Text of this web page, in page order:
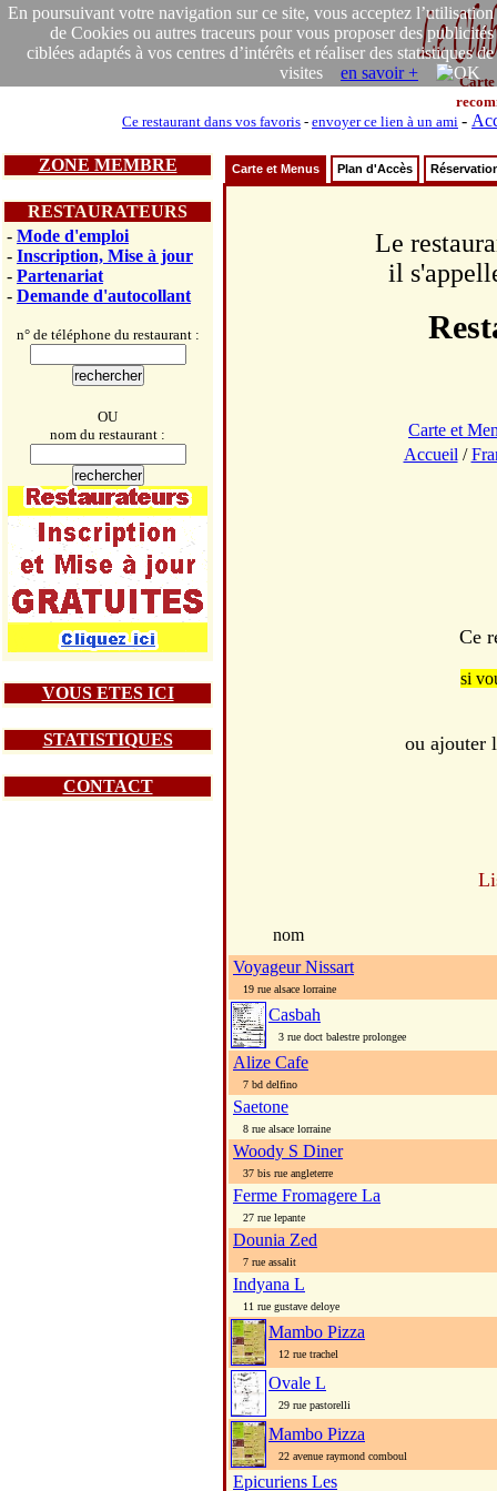
En poursuivant votre navigation sur ce site, vous acceptez l’utilisation
de Cookies ou autres traceurs pour vous proposer des publicités
ciblées adaptés à vos centres d’intérêts et réaliser des statistiques de
visites en savoir +
Carte
Ce restaurant dans vos favoris - envoyer ce lien à un ami -
ZONE MEMBRE
RESTAURATEURS
- Mode d'emploi
- Inscription, Mise à jour
- Partenariat
- Demande d'autocollant
n° de téléphone du restaurant :
OU
nom du restaurant :
VOUS ETES ICI
STATISTIQUES
CONTACT
Carte et Menus Plan d'Accès
Le
il
Carte et
Accueil /
Ce
si
ou ajouter
nom
Voyageur Nissart
19 rue alsace lorraine
Casbah
3 rue doct balestre prolongee
Alize Cafe
7 bd delfino
Saetone
8 rue alsace lorraine
Woody S Diner
37 bis rue angleterre
Ferme Fromagere La
27 rue lepante
Dounia Zed
7 rue assalit
Indyana L
11 rue gustave deloye
Mambo Pizza
12 rue trachel
Ovale L
29 rue pastorelli
Mambo Pizza
22 avenue raymond comboul
Epicuriens Les